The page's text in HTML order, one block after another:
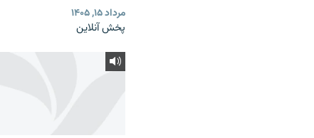
مرداد ۱۵, ۱۴۰۵
پخش آنلاین